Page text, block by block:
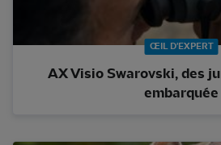
ŒIL D'EXPERT
AX Visio Swarovski, des
embarquée